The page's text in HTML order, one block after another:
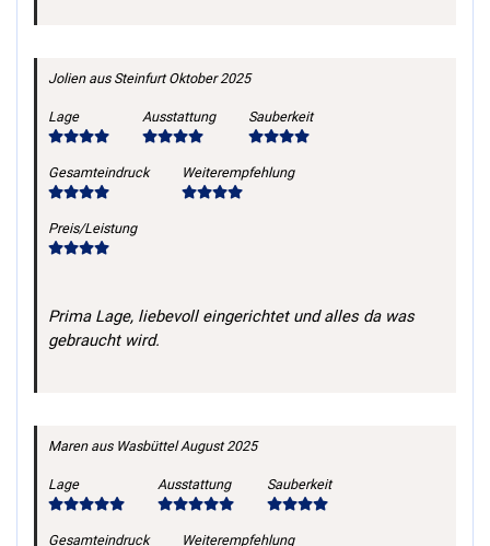
Jolienaus Steinfurt Oktober 2025
Lage Ausstattung Sauberkeit
Gesamteindruck Weiterempfehlung
Preis/Leistung
Prima Lage, liebevoll eingerichtet und alles da was
gebraucht wird.
Marenaus WasbüttelAugust 2025
Lage Ausstattung Sauberkeit
Gesamteindruck Weiterempfehlung